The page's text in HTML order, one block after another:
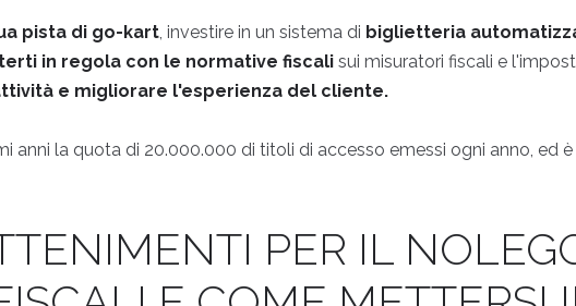
pista di go-kart, investire in un sistema di biglietteria
in regola con le normative fiscali sui misuratori fiscali e
e migliorare l'esperienza del cliente.
anni la quota di 20.000.000 di titoli di accesso emessi ogni anno, ed è
PER IL